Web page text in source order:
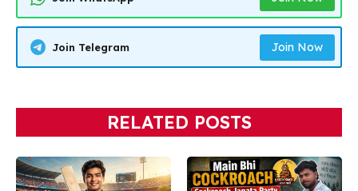
Join Telegram Join Now
RELATED POSTS